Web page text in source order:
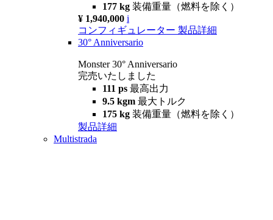
177 kg 装備重量（燃料を除く）
¥ 1,940,000 i
コンフィギュレーター 製品詳細
30° Anniversario
Monster 30° Anniversario
完売いたしました
111 ps 最高出力
9.5 kgm 最大トルク
175 kg 装備重量（燃料を除く）
製品詳細
Multistrada